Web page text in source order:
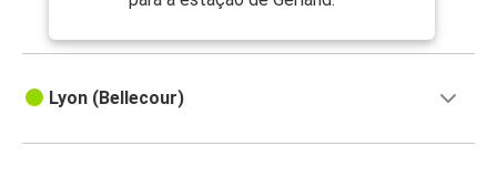
Lyon (Bellecour)